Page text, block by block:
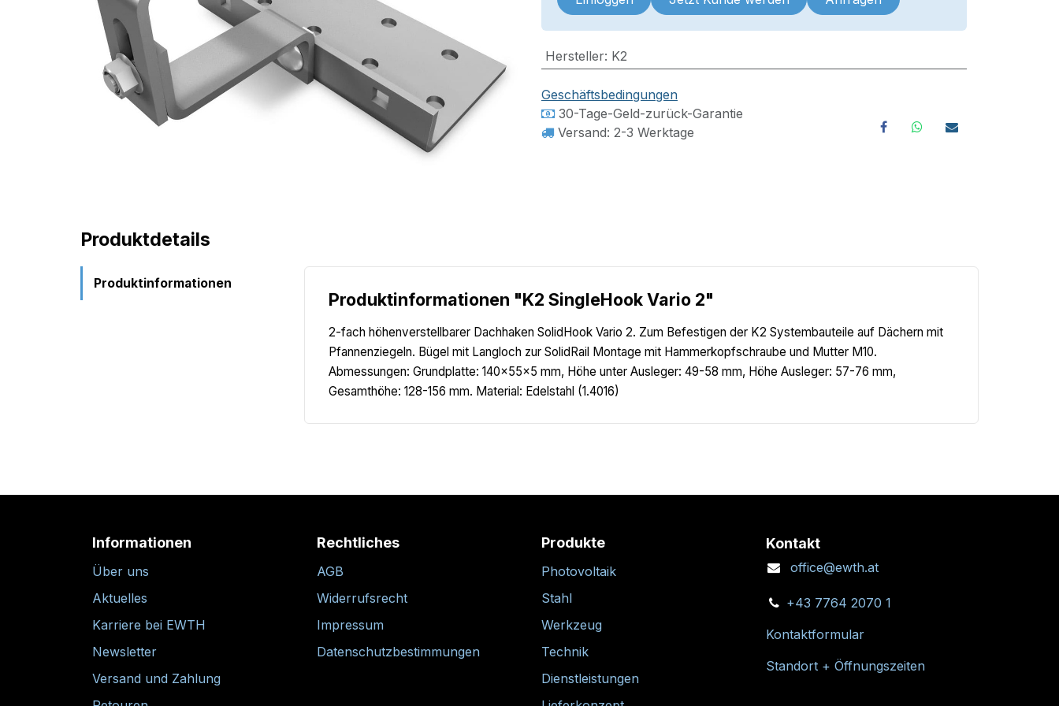
Hersteller: K2
Geschäftsbedingungen
30-Tage-Geld-zurück-Garantie
Versand: 2-3 Werktage
Produktdetails
Produktinformationen
Produktinformationen "K2 SingleHook Vario 2"
2-fach höhenverstellbarer Dachhaken SolidHook Vario 2. Zum Befestigen der K2 Systembauteile auf Dächern mit
Pfannenziegeln. Bügel mit Langloch zur SolidRail Montage mit Hammerkopfschraube und Mutter M10.
Abmessungen: Grundplatte: 140x55x5 mm, Höhe unter Ausleger: 49-58 mm, Höhe Ausleger: 57-76 mm,
Gesamthöhe: 128-156 mm. Material: Edelstahl (1.4016)
Informationen
Über uns
Aktuelles
Karriere bei EWTH
Newsletter
Versand und Zahlung
Rechtliches
AGB
Widerrufsrecht
Impressum
Datenschutzbestimmungen
Produkte
Photovoltaik
Stahl
Werkzeug
Technik
Dienstleistungen
Kontakt
office@ewth.at
+43 7764 2070 1
Kontaktformular
Standort + Öffnungszeiten